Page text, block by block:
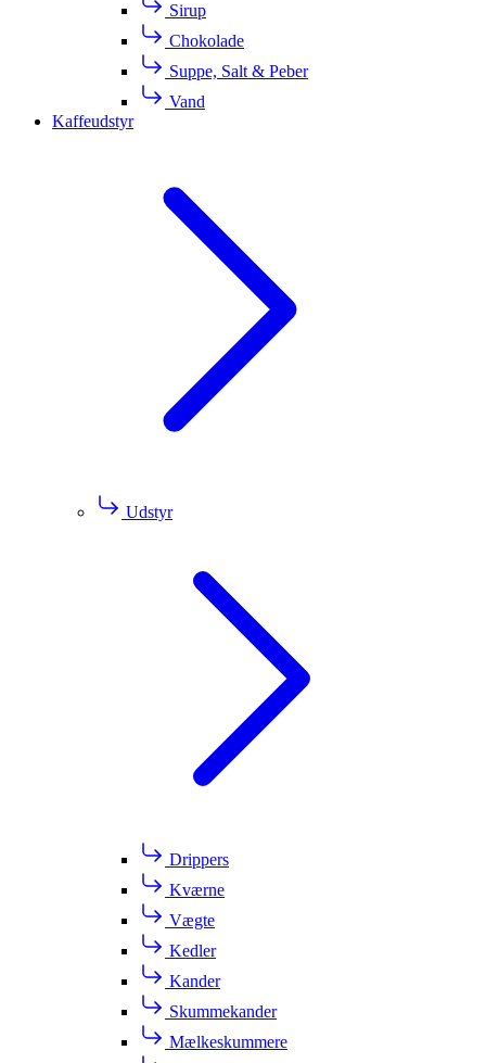
Sirup
Chokolade
Suppe, Salt & Peber
Vand
Kaffeudstyr
Udstyr
Drippers
Kværne
Vægte
Kedler
Kander
Skummekander
Mælkeskummere